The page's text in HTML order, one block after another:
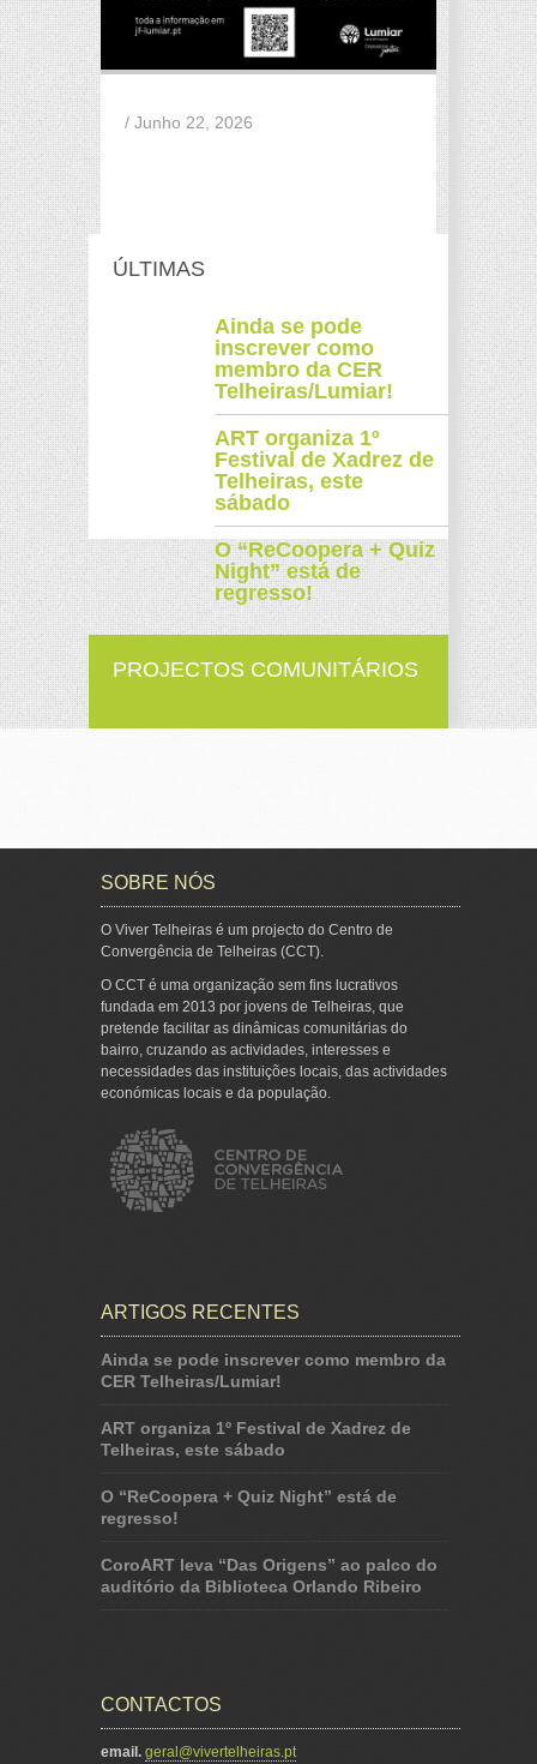
/ Junho 22, 2026
ÚLTIMAS
Ainda se pode
inscrever como
membro da CER
Telheiras/Lumiar!
ART organiza 1º
Festival de Xadrez de
Telheiras, este
sábado
O “ReCoopera + Quiz
Night” está de
regresso!
PROJECTOS COMUNITÁRIOS
SOBRE NÓS
O Viver Telheiras é um projecto do Centro de
Convergência de Telheiras (CCT).
O CCT é uma organização sem fins lucrativos
fundada em 2013 por jovens de Telheiras, que
pretende facilitar as dinâmicas comunitárias do
bairro, cruzando as actividades, interesses e
necessidades das instituições locais, das actividades
económicas locais e da população.
ARTIGOS RECENTES
Ainda se pode inscrever como membro da
CER Telheiras/Lumiar!
ART organiza 1º Festival de Xadrez de
Telheiras, este sábado
O “ReCoopera + Quiz Night” está de
regresso!
CoroART leva “Das Origens” ao palco do
auditório da Biblioteca Orlando Ribeiro
CONTACTOS
email. geral@vivertelheiras.pt